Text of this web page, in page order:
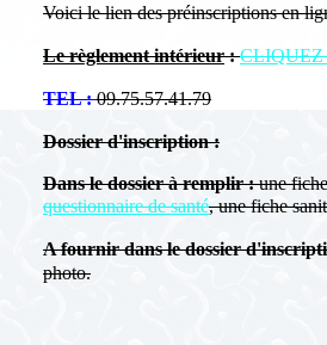
Voici le lien des préinscriptions en
Le règlement intérieur:CLIQUEZ
TEL : 09.75.57.41.79
Dossier d'inscription :
Dans le dossier à remplir :une
questionnaire de santé, une fiche
A fournir dans le dossier
photo.